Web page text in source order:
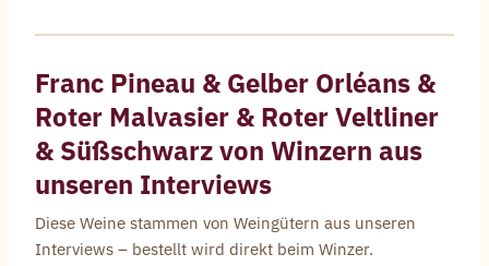
Franc Pineau & Gelber Orléans &
Roter Malvasier & Roter Veltliner
& Süßschwarzvon Winzern aus
unseren Interviews
Diese Weine stammen von Weingütern aus unseren
Interviews – bestellt wird direkt beim Winzer.